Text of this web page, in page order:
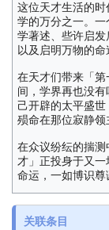
这位天才生活的
学的万分之一。
学著述、些许启
以及启明万物的命
在天才们带来「
间，学界再也没
己开辟的太平盛
殒命在那位寂静
在众议纷纭的揣
才」正投身于又
命运，一如博识尊
关联条目